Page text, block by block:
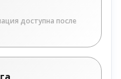
доступна после